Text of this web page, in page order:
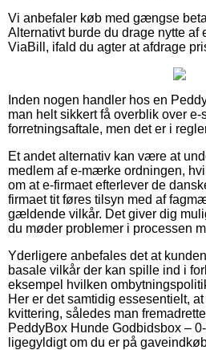
Vi anbefaler køb med gængse
Alternativt burde du drage nytte af
ViaBill, ifald du agter at afdrage
Inden nogen handler hos en
man helt sikkert få overblik over e-
forretningsaftale, men det er i
Et andet alternativ kan være at
medlem af e-mærke ordningen,
om at e-firmaet efterlever de
firmaet tit føres tilsyn med af
gældende vilkår. Det giver dig
du møder problemer i processen
Yderligere anbefales det at
basale vilkår der kan spille ind i
eksempel hvilken
Her er det samtidig essesentielt,
kvittering, således man
PeddyBox Hunde Godbidsbox –
ligegyldigt om du er på